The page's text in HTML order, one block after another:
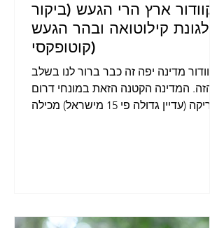
אקוודור ארץ הרי הגעש (ביקור
בלגונת קילוטואה ובהר הגעש
קוטופקסי)
אקוודור מדינה יפה זה כבר ברור לנו בשלב
הזה. המדינה הקטנה הזאת במונחי דרום
אמריקה (עדיין גדולה פי 15 מישראל) מכילה